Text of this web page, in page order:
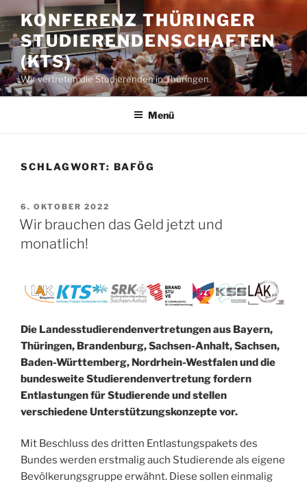
Inhalt
springen
KONFERENZ THÜRINGER
STUDIERENDENSCHAFTEN
(KTS)
Wir vertreten die Studierenden in Thüringen.
Menü
SCHLAGWORT: BAFÖG
VERÖFFENTLICHT
AM
6. OKTOBER 2022
Wir brauchen das Geld jetzt und
monatlich!
Die Landesstudierendenvertretungen aus Bayern,
Thüringen, Brandenburg, Sachsen-Anhalt, Sachsen,
Baden-Württemberg, Nordrhein-Westfalen und die
bundesweite Studierendenvertretung fordern
Entlastungen für Studierende und stellen
verschiedene Unterstützungskonzepte vor.
Mit Beschluss des dritten Entlastungspakets des
Bundes werden erstmalig auch Studierende als eigene
Bevölkerungsgruppe erwähnt. Diese sollen einmalig